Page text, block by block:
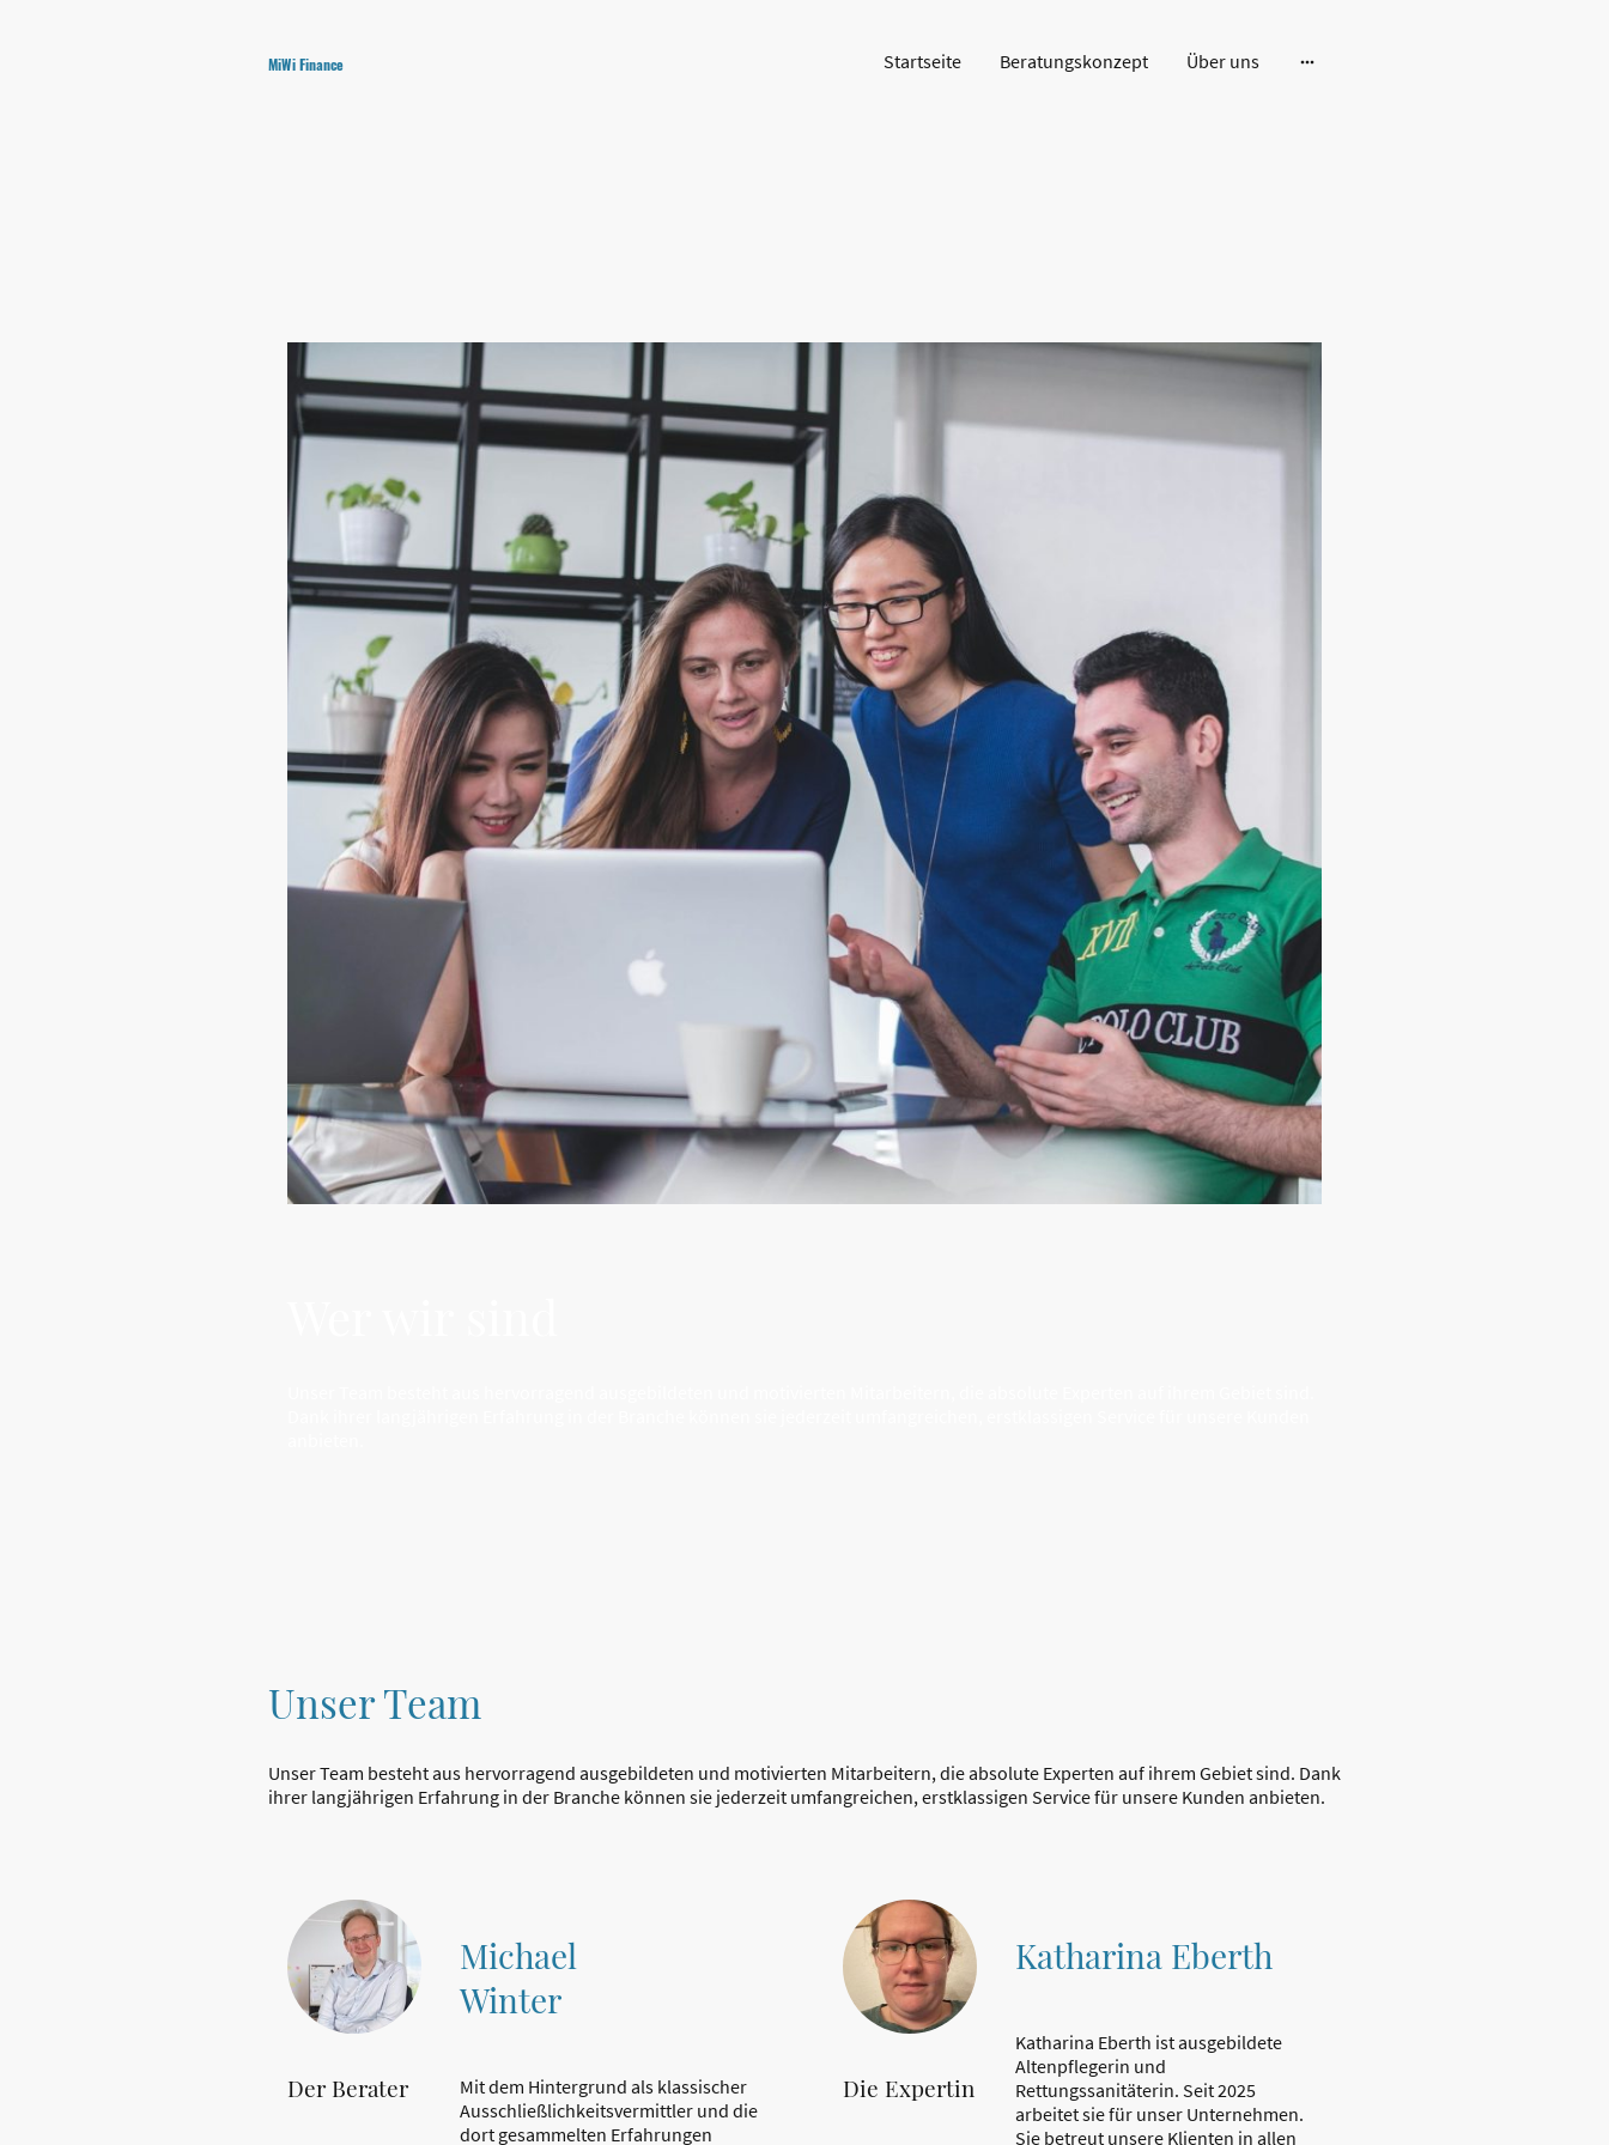
MiWi Finance Startseite Beratungskonzept Über uns
Unser Team
Unser Team besteht aus hervorragend ausgebildeten und motivierten Mitarbeitern, die absolute Experten auf ihrem Gebiet sind. Dank
ihrer langjährigen Erfahrung in der Branche können sie jederzeit umfangreichen, erstklassigen Service für unsere Kunden anbieten.
Der Berater
Michael
Winter
Mit dem Hintergrund als klassischer
Ausschließlichkeitsvermittler und die
dort gesammelten Erfahrungen
Die Expertin
Katharina Eberth
Katharina Eberth ist ausgebildete
Altenpflegerin und
Rettungssanitäterin. Seit 2025
arbeitet sie für unser Unternehmen.
Sie betreut unsere Klienten in allen